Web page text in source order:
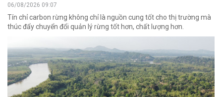
06/08/2026 09:07
Tín chỉ carbon rừng không chỉ là nguồn cung tốt cho thị trường mà
thúc đẩy chuyển đổi quản lý rừng tốt hơn, chất lượng hơn.